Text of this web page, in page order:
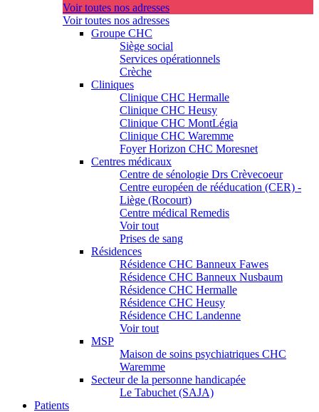
Voir toutes nos adresses
Voir toutes nos adresses
Groupe CHC
Siège social
Services opérationnels
Crèche
Cliniques
Clinique CHC Hermalle
Clinique CHC Heusy
Clinique CHC MontLégia
Clinique CHC Waremme
Foyer Horizon CHC Moresnet
Centres médicaux
Centre de sénologie Drs Crèvecoeur
Centre européen de rééducation (CER) -
Liège (Rocourt)
Centre médical Remedis
Voir tout
Prises de sang
Résidences
Résidence CHC Banneux Fawes
Résidence CHC Banneux Nusbaum
Résidence CHC Hermalle
Résidence CHC Heusy
Résidence CHC Landenne
Voir tout
MSP
Maison de soins psychiatriques CHC
Waremme
Secteur de la personne handicapée
Le Tabuchet (SAJA)
Patients